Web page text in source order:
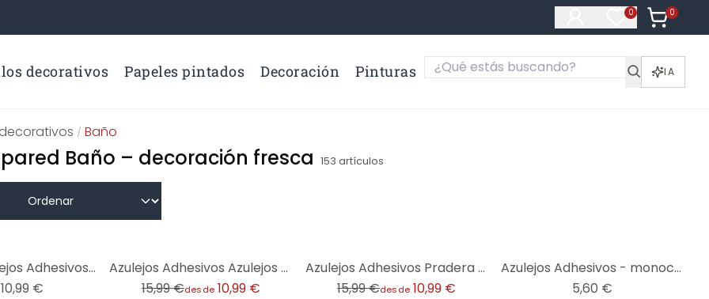
0
Artículos en
0
Artículos
decorativos Papeles pintados Decoración Pinturas IA
/ Baño
Baño – decoración fresca 153 artículos
Acuarela Azulejos Adhesivos con motivos marroquíes - lote de 12
10,99 €
Azulejos Adhesivos Azulejos mediterráneos - Majolica - lote de 12
15,99 €desde 10,99 €
Azulejos Adhesivos Pradera de verano - lote de 12
15,99 €desde 10,99 €
Azulejos Adhesivos - monocolor - mate
5,60 €